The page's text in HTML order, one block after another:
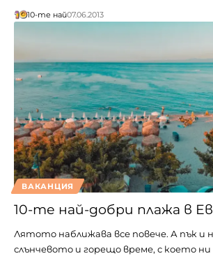
10-те най07.06.2013
ВАКАНЦИЯ
10-те най-добри плажа в
Лятото наближава все повече. А пък и
слънчевото и горещо време, с което ни